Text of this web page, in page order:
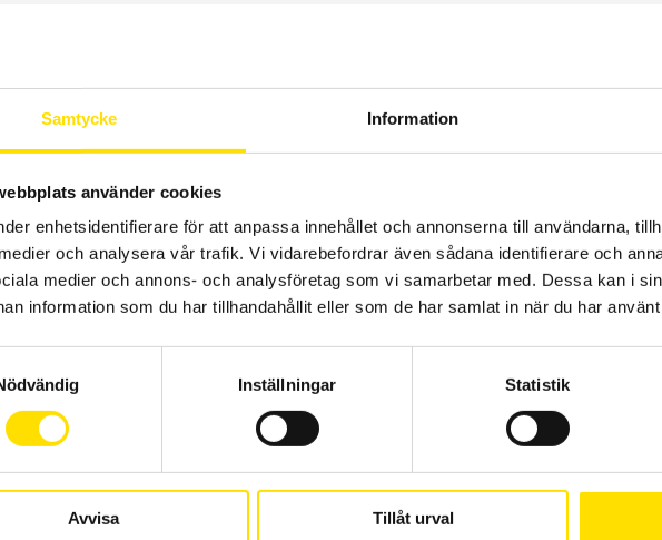
Samtycke Information
använder cookies
enhetsidentifierare för att anpassa innehållet och annonserna till användarna,
och analysera vår trafik. Vi vidarebefordrar även sådana identifierare och
medier och annons- och analysföretag som vi samarbetar med. Dessa kan i
information som du har tillhandahållit eller som de har samlat in när du har
Inställningar Statistik
Avvisa Tillåt urval
/ 1000 V
samt
Med tydlig
CA6532, CA6534 & CA6536, 10…500 V
Isolationsprovare med analog och digital display för enkel
avläsning. Dessa modeller är för olika lågspänningsapplikationer
som känslig elektronik. Alla har säkerhetskategori enligt IV 600 V.